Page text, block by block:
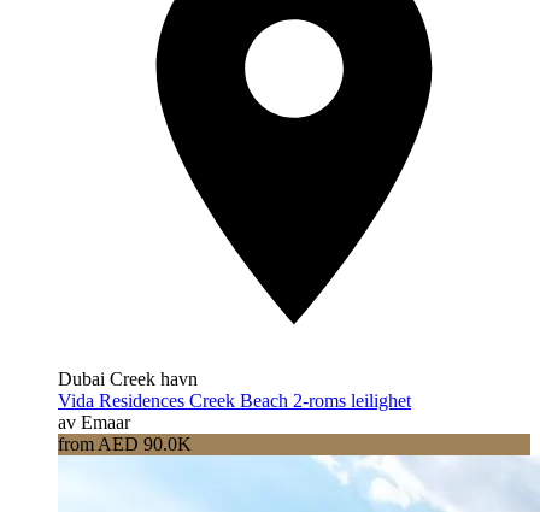
Dubai Creek havn
Vida Residences Creek Beach 2-roms leilighet
av Emaar
from AED 90.0K